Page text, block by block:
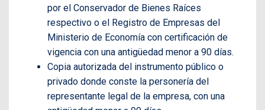
por el Conservador de Bienes Raíces
respectivo o el Registro de Empresas del
Ministerio de Economía con certificación de
vigencia con una antigüedad menor a 90 días.
Copia autorizada del instrumento público o
privado donde conste la personería del
representante legal de la empresa, con una